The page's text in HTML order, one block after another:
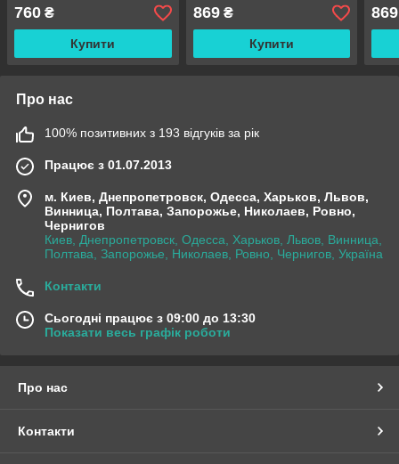
760 ₴
Купити
869₴
Купити
869
Про нас
100% позитивних з 193 відгуків за рік
Працює з 01.07.2013
м. Киев, Днепропетровск, Одесса, Харьков, Львов,
Винница, Полтава, Запорожье, Николаев, Ровно,
Чернигов
Киев, Днепропетровск, Одесса, Харьков, Львов, Винница,
Полтава, Запорожье, Николаев, Ровно, Чернигов, Україна
Контакти
Сьогодні працює з 09:00 до 13:30
Показати весь графік роботи
Про нас
Контакти